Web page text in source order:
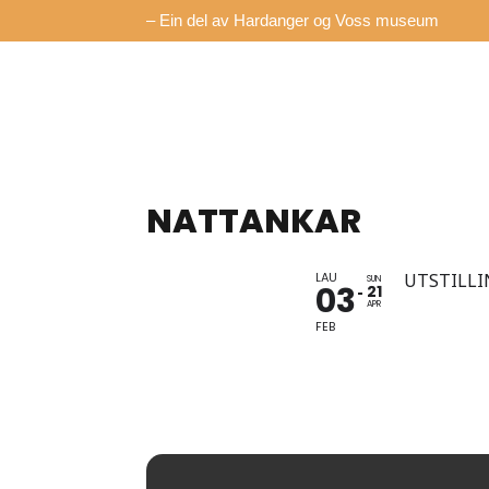
– Ein del av Hardanger og Voss museum
NATTANKAR
LAU
03
FEB
SUN
21
APR